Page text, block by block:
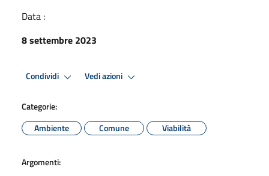
Data :
8 settembre 2023
Condividi Vedi azioni
Categorie:
Ambiente
Comune Viabilità
Argomenti: